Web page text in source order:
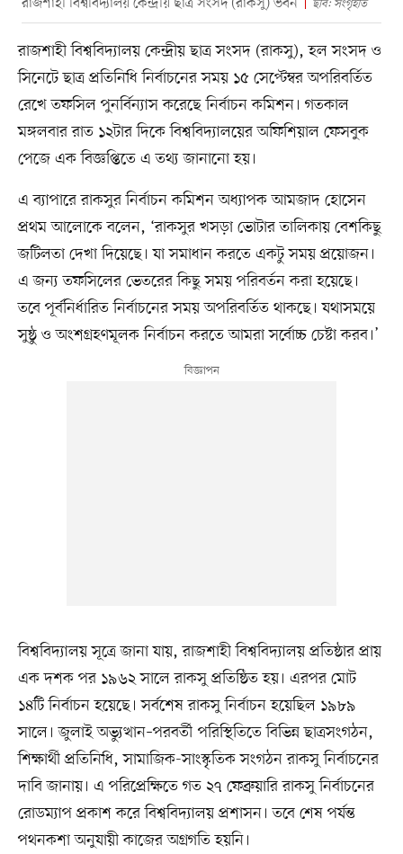
ছবি: সংগৃহীত
রাজশাহী বিশ্ববিদ্যালয় কেন্দ্রীয় ছাত্র সংসদ (রাকসু), হল সংসদ ও
সিনেটে ছাত্র প্রতিনিধি নির্বাচনের সময় ১৫ সেপ্টেম্বর অপরিবর্তিত
রেখে তফসিল পুনর্বিন্যাস করেছে নির্বাচন কমিশন। গতকাল
মঙ্গলবার রাত ১২টার দিকে বিশ্ববিদ্যালয়ের অফিশিয়াল ফেসবুক
পেজে এক বিজ্ঞপ্তিতে এ তথ্য জানানো হয়।
এ ব্যাপারে রাকসুর নির্বাচন কমিশন অধ্যাপক আমজাদ হোসেন
প্রথম আলোকে বলেন, ‘রাকসুর খসড়া ভোটার তালিকায় বেশকিছু
জটিলতা দেখা দিয়েছে। যা সমাধান করতে একটু সময় প্রয়োজন।
এ জন্য তফসিলের ভেতরের কিছু সময় পরিবর্তন করা হয়েছে।
তবে পূর্বনির্ধারিত নির্বাচনের সময় অপরিবর্তিত থাকছে। যথাসময়ে
সুষ্ঠু ও অংশগ্রহণমূলক নির্বাচন করতে আমরা সর্বোচ্চ চেষ্টা করব।’
বিশ্ববিদ্যালয় সূত্রে জানা যায়, রাজশাহী বিশ্ববিদ্যালয় প্রতিষ্ঠার প্রায়
এক দশক পর ১৯৬২ সালে রাকসু প্রতিষ্ঠিত হয়। এরপর মোট
১৪টি নির্বাচন হয়েছে। সর্বশেষ রাকসু নির্বাচন হয়েছিল ১৯৮৯
সালে। জুলাই অভ্যুত্থান–পরবর্তী পরিস্থিতিতে বিভিন্ন ছাত্রসংগঠন,
শিক্ষার্থী প্রতিনিধি, সামাজিক-সাংস্কৃতিক সংগঠন রাকসু নির্বাচনের
দাবি জানায়। এ পরিপ্রেক্ষিতে গত ২৭ ফেব্রুয়ারি রাকসু নির্বাচনের
রোডম্যাপ প্রকাশ করে বিশ্ববিদ্যালয় প্রশাসন। তবে শেষ পর্যন্ত
পথনকশা অনুযায়ী কাজের অগ্রগতি হয়নি।